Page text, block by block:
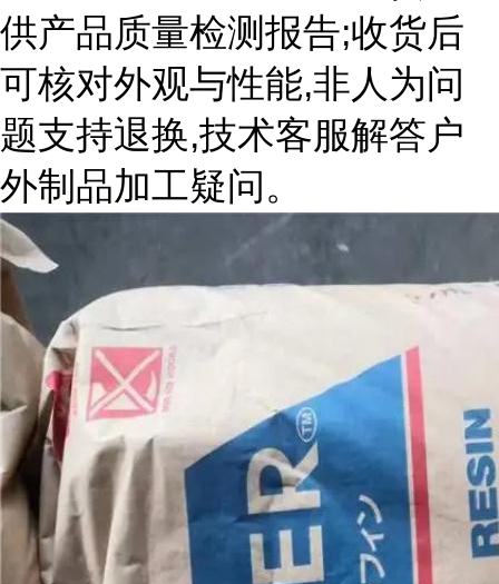
供产品质量检测报告;收货后
可核对外观与性能,非人为问
题支持退换,技术客服解答户
外制品加工疑问。